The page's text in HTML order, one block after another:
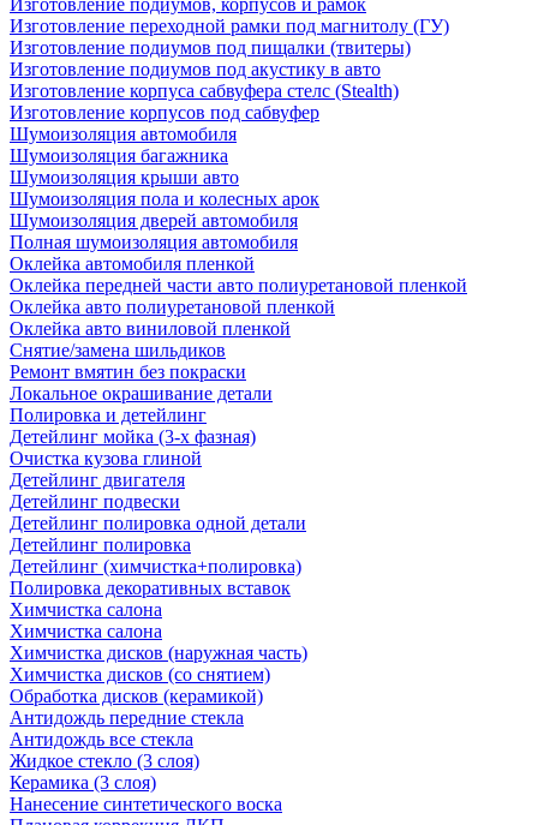
Изготовление подиумов, корпусов и рамок
Изготовление переходной рамки под магнитолу (ГУ)
Изготовление подиумов под пищалки (твитеры)
Изготовление подиумов под акустику в авто
Изготовление корпуса сабвуфера стелс (Stealth)
Изготовление корпусов под сабвуфер
Шумоизоляция автомобиля
Шумоизоляция багажника
Шумоизоляция крыши авто
Шумоизоляция пола и колесных арок
Шумоизоляция дверей автомобиля
Полная шумоизоляция автомобиля
Оклейка автомобиля пленкой
Оклейка передней части авто полиуретановой пленкой
Оклейка авто полиуретановой пленкой
Оклейка авто виниловой пленкой
Снятие/замена шильдиков
Ремонт вмятин без покраски
Локальное окрашивание детали
Полировка и детейлинг
Детейлинг мойка (3-х фазная)
Очистка кузова глиной
Детейлинг двигателя
Детейлинг подвески
Детейлинг полировка одной детали
Детейлинг полировка
Детейлинг (химчистка+полировка)
Полировка декоративных вставок
Химчистка салона
Химчистка салона
Химчистка дисков (наружная часть)
Химчистка дисков (со снятием)
Обработка дисков (керамикой)
Антидождь передние стекла
Антидождь все стекла
Жидкое стекло (3 слоя)
Керамика (3 слоя)
Нанесение синтетического воска